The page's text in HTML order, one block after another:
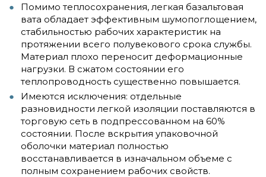
Помимо теплосохранения, легкая базальтовая
вата обладает эффективным шумопоглощением,
стабильностью рабочих характеристик на
протяжении всего полувекового срока службы.
Материал плохо переносит деформационные
нагрузки. В сжатом состоянии его
теплопроводность существенно повышается.
Имеются исключения: отдельные
разновидности легкой изоляции поставляются в
торговую сеть в подпрессованном на 60%
состоянии. После вскрытия упаковочной
оболочки материал полностью
восстанавливается в изначальном объеме с
полным сохранением рабочих свойств.